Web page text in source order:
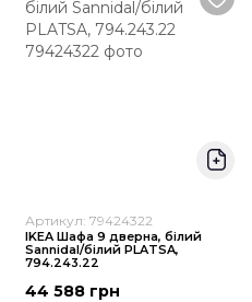
Артикул: 79424322
IKEA Шафа 9 дверна, білий
Sannidal/білий PLATSA,
794.243.22
44 588 грн